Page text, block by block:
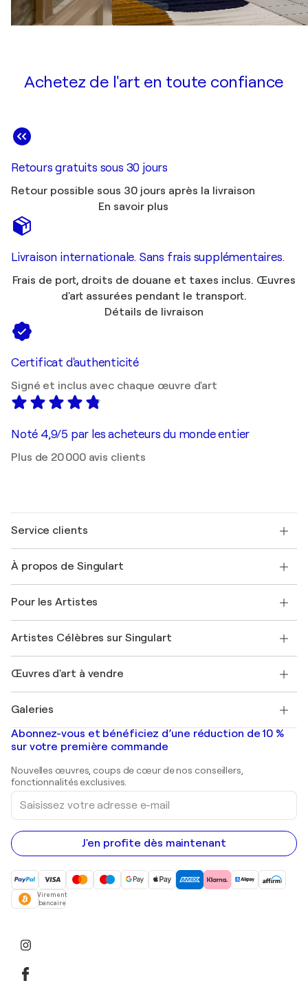
Achetez de l'art en toute confiance
Retours gratuits sous 30 jours
Retour possible sous 30 jours après la livraison
En savoir plus
Livraison internationale. Sans frais supplémentaires.
Frais de port, droits de douane et taxes inclus. Œuvres
d'art assurées pendant le transport.
Détails de livraison
Certificat d'authenticité
Signé et inclus avec chaque œuvre d'art
Noté 4,9/5 par les acheteurs du monde entier
Plus de 20 000 avis clients
Service clients
Expédition
Offrir une carte cadeau
Rejoignez notre programme commercial
Mon compte
+33 1 76 44 06 42
À propos de Singulart
FAQ
Magazine Singulart
Emplois
Découvrez une sélection d'art original
Pour les Artistes
Se connecter en tant qu'Artiste
Artistes Célèbres sur Singulart
Marc Chagall
Banksy
Mr. Brainwash
Shepard Fairey
Œuvres d'art à vendre
Tableaux abstraits à vendre
Peintures de paysage
Estampes
Peintures acryliques
Galeries
Galeries d'art en France
Galeries d'art en Belgique
Abonnez-vous et bénéficiez d’une réduction de 10 %
sur votre première commande
Nouvelles œuvres, coups de cœur de nos conseillers,
fonctionnalités exclusives.
Saisissez
votre
adresse
e-
mail
J'en profite dès maintenant
Virement
bancaire